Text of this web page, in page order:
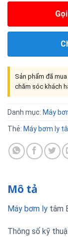
Sản phẩm đã
chăm sóc khách
Danh mục: Máy
Thẻ: Máy bơm ly
Mô tả
Máy bơm ly tâm
Thông số kỹ